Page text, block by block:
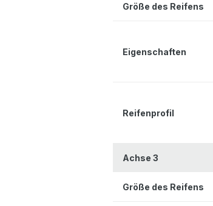
Größe des Reifens
Eigenschaften
Reifenprofil
Achse 3
Größe des Reifens